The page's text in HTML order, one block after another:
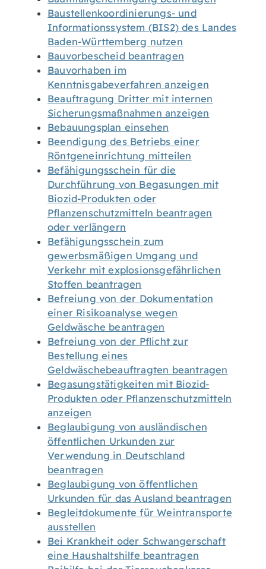
Baustellenkoordinierungs- und
Informationssystem (BIS2) des Landes
Baden-Württemberg nutzen
Bauvorbescheid beantragen
Bauvorhaben im
Kenntnisgabeverfahren anzeigen
Beauftragung Dritter mit internen
Sicherungsmaßnahmen anzeigen
Bebauungsplan einsehen
Beendigung des Betriebs einer
Röntgeneinrichtung mitteilen
Befähigungsschein für die
Durchführung von Begasungen mit
Biozid-Produkten oder
Pflanzenschutzmitteln beantragen
oder verlängern
Befähigungsschein zum
gewerbsmäßigen Umgang und
Verkehr mit explosionsgefährlichen
Stoffen beantragen
Befreiung von der Dokumentation
einer Risikoanalyse wegen
Geldwäsche beantragen
Befreiung von der Pflicht zur
Bestellung eines
Geldwäschebeauftragten beantragen
Begasungstätigkeiten mit Biozid-
Produkten oder Pflanzenschutzmitteln
anzeigen
Beglaubigung von ausländischen
öffentlichen Urkunden zur
Verwendung in Deutschland
beantragen
Beglaubigung von öffentlichen
Urkunden für das Ausland beantragen
Begleitdokumente für Weintransporte
ausstellen
Bei Krankheit oder Schwangerschaft
eine Haushaltshilfe beantragen